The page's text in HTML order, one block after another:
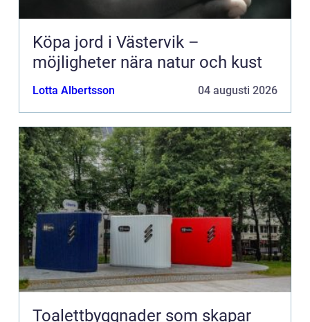
Köpa jord i Västervik –
möjligheter nära natur och kust
Lotta Albertsson 04 augusti 2026
Toalettbyggnader som skapar